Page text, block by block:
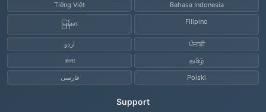
Tiếng Việt Bahasa Indonesia
မြန်မာ Filipino
اردو
ਪੰਜਾਬੀ
বাংলা
தமிழ்
فارسی
Polski
Support